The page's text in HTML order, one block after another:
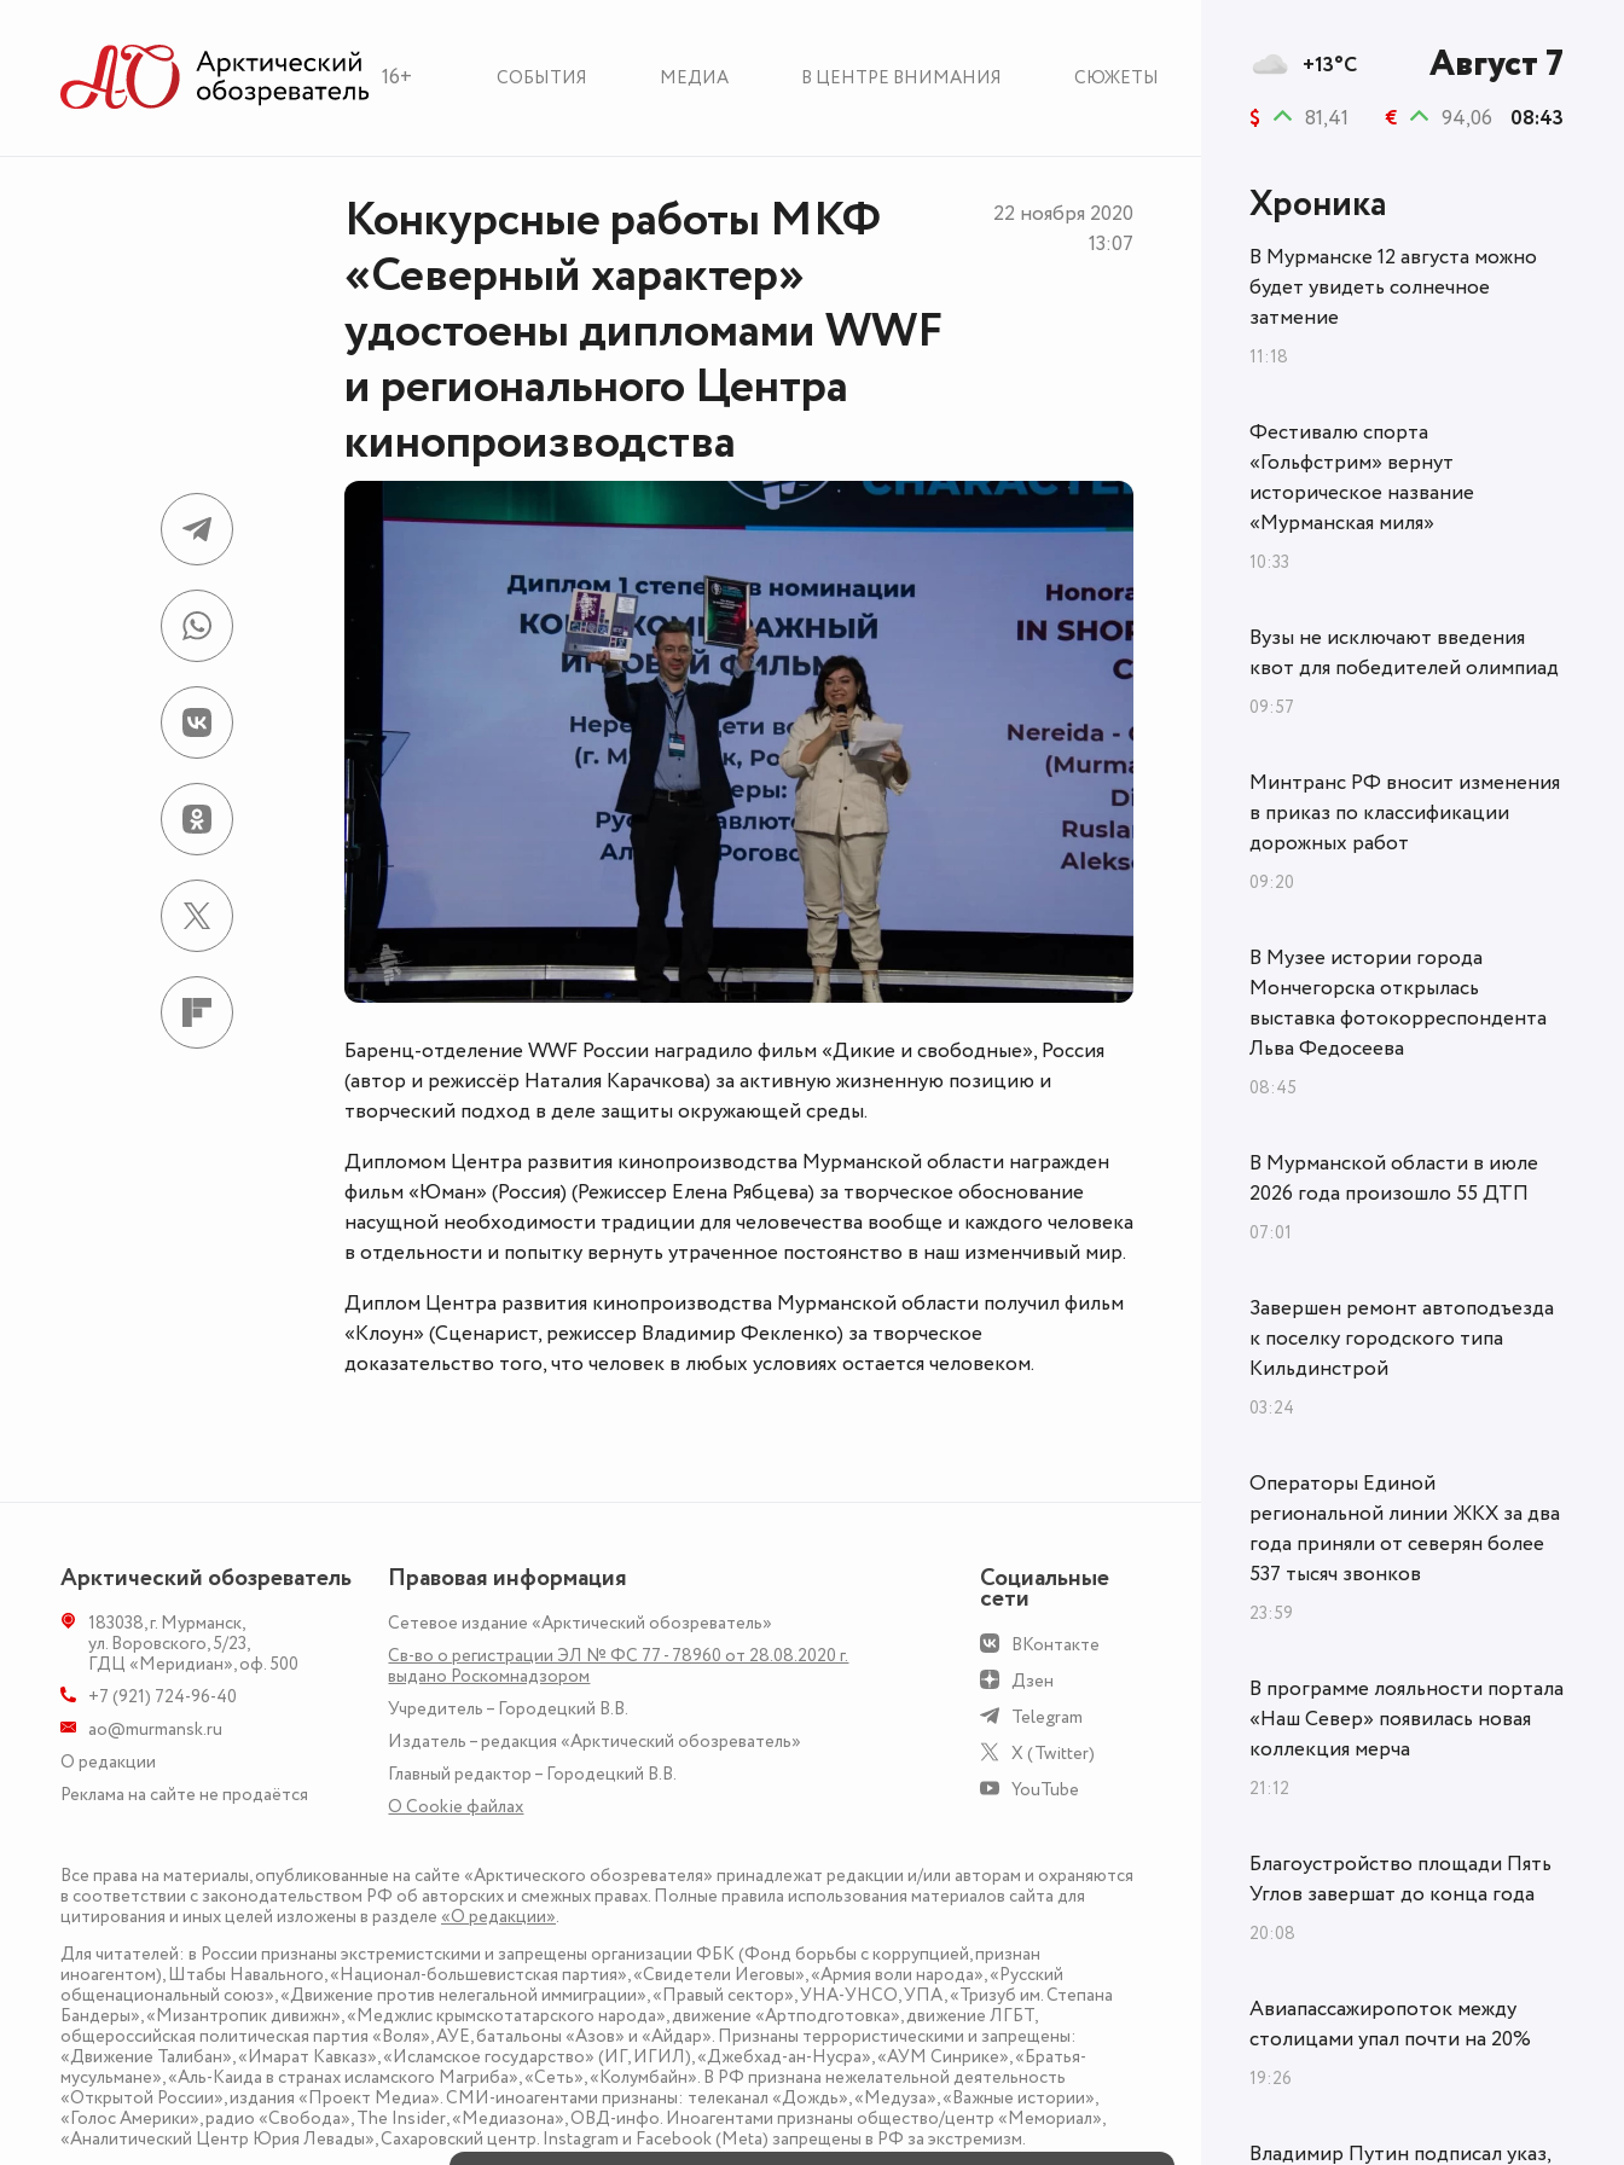
16+ СОБЫТИЯ МЕДИА В ЦЕНТРЕ ВНИМАНИЯ СЮЖЕТЫ
Конкурсные работы МКФ
«Северный характер»
удостоены дипломами WWF
и регионального Центра
кинопроизводства
22 ноября 2020
13:07
Баренц-отделение WWF России наградило фильм «Дикие и свободные», Россия
(автор и режиссёр Наталия Карачкова) за активную жизненную позицию и
творческий подход в деле защиты окружающей среды.
Дипломом Центра развития кинопроизводства Мурманской области награжден
фильм «Юман» (Россия) (Режиссер Елена Рябцева) за творческое обоснование
насущной необходимости традиции для человечества вообще и каждого человека
в отдельности и попытку вернуть утраченное постоянство в наш изменчивый мир.
Диплом Центра развития кинопроизводства Мурманской области получил фильм
«Клоун» (Сценарист, режиссер Владимир Фекленко) за творческое
доказательство того, что человек в любых условиях остается человеком.
Арктический обозреватель
183038,г. Мурманск,
ул. Воровского, 5/23,
ГДЦ «Меридиан», оф. 500
+7 (921) 724-96-40
ao@murmansk.ru
О редакции
Реклама на сайте не продаётся
Правовая информация
Сетевое издание «Арктический обозреватель»
Св-во о регистрации ЭЛ № ФС 77 - 78960 от 28.08.2020 г.
выдано Роскомнадзором
Учредитель – Городецкий В.В.
Издатель – редакция «Арктический обозреватель»
Главный редактор – Городецкий В.В.
О Сookie файлах
Социальные
сети
ВКонтакте
Дзен
Telegram
X (Twitter)
YouTube
Все права на материалы, опубликованные на сайте «Арктического обозревателя» принадлежат редакции и/или авторам и охраняются
в соответствии с законодательством РФ об авторских и смежных правах. Полные правила использования материалов сайта для
цитирования и иных целей изложены в разделе «О редакции».
Для читателей: в России признаны экстремистскими и запрещены организации ФБК (Фонд борьбы с коррупцией, признан
иноагентом), Штабы Навального, «Национал-большевистская партия», «Свидетели Иеговы», «Армия воли народа», «Русский
общенациональный союз», «Движение против нелегальной иммиграции», «Правый сектор», УНА-УНСО, УПА, «Тризуб им. Степана
Бандеры», «Мизантропик дивижн», «Меджлис крымскотатарского народа», движение «Артподготовка», движение ЛГБТ,
общероссийская политическая партия «Воля», АУЕ, батальоны «Азов» и «Айдар». Признаны террористическими и запрещены:
«Движение Талибан», «Имарат Кавказ», «Исламское государство» (ИГ, ИГИЛ), «Джебхад-ан-Нусра», «АУМ Синрике», «Братья-
мусульмане», «Аль-Каида в странах исламского Магриба», «Сеть», «Колумбайн». В РФ признана нежелательной деятельность
«Открытой России», издания «Проект Медиа». СМИ-иноагентами признаны: телеканал «Дождь», «Медуза», «Важные истории»,
«Голос Америки», радио «Свобода», The Insider, «Медиазона», ОВД-инфо. Иноагентами признаны общество/центр «Мемориал»,
«Аналитический Центр Юрия Левады», Сахаровский центр. Instagram и Facebook (Metа) запрещены в РФ за экстремизм.
+13°C Август 7
$ 81,41 € 94,06 08:43
Хроника
В Мурманске 12 августа можно
будет увидеть солнечное
затмение
11:18
Фестивалю спорта
«Гольфстрим» вернут
историческое название
«Мурманская миля»
10:33
Вузы не исключают введения
квот для победителей олимпиад
09:57
Минтранс РФ вносит изменения
в приказ по классификации
дорожных работ
09:20
В Музее истории города
Мончегорска открылась
выставка фотокорреспондента
Льва Федосеева
08:45
В Мурманской области в июле
2026 года произошло 55 ДТП
07:01
Завершен ремонт автоподъезда
к поселку городского типа
Кильдинстрой
03:24
Операторы Единой
региональной линии ЖКХ за два
года приняли от северян более
537 тысяч звонков
23:59
В программе лояльности портала
«Наш Север» появилась новая
коллекция мерча
21:12
Благоустройство площади Пять
Углов завершат до конца года
20:08
Авиапассажиропоток между
столицами упал почти на 20%
19:26
Владимир Путин подписал указ,